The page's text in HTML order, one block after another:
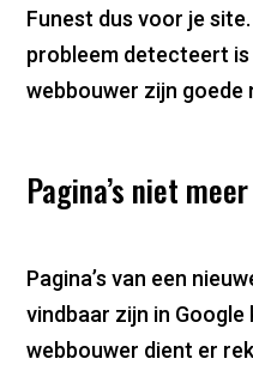
Funest dus voor je
probleem detecteert
webbouwer zijn goede
Pagina’s niet
Pagina’s van een
vindbaar zijn in Google
webbouwer dient er